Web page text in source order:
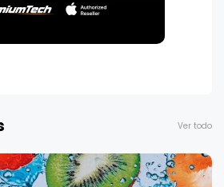
Ver todo